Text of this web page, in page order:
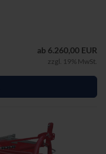
ab 6.260,00 EUR
zzgl. 19% MwSt.